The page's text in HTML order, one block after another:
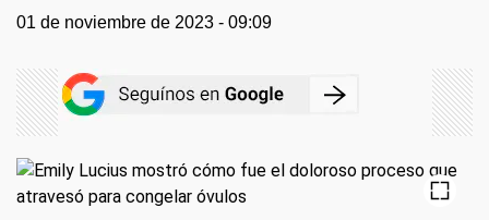
01 de noviembre de 2023 - 09:09